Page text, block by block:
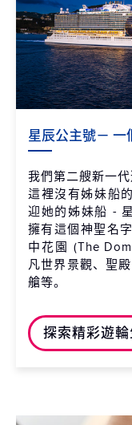
星辰公主號－
我們第二艘新一
這裡沒有姊妹船
迎她的姊妹船 -
擁有這個神聖名
中花園 (The
凡世界景觀、聖
艙等。
探索精彩遊